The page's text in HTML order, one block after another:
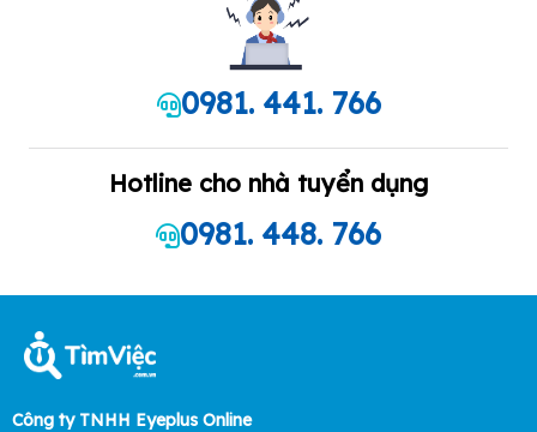
0981. 441. 766
Hotline cho nhà tuyển dụng
0981. 448. 766
Công ty TNHH Eyeplus Online